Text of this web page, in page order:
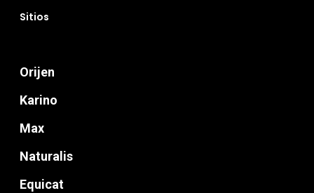
Sitios
Orijen
Karino
Max
Naturalis
Equicat